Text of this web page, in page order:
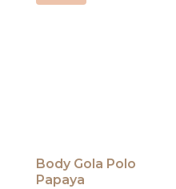
Body Gola Polo
Papaya